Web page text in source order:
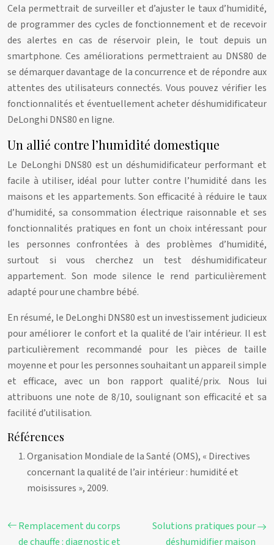
Cela permettrait de surveiller et d’ajuster le taux d’humidité,
de programmer des cycles de fonctionnement et de recevoir
des alertes en cas de réservoir plein, le tout depuis un
smartphone. Ces améliorations permettraient au DNS80 de
se démarquer davantage de la concurrence et de répondre aux
attentes des utilisateurs connectés. Vous pouvez vérifier les
fonctionnalités et éventuellement acheter déshumidificateur
DeLonghi DNS80 en ligne.
Un allié contre l’humidité domestique
Le DeLonghi DNS80 est un déshumidificateur performant et
facile à utiliser, idéal pour lutter contre l’humidité dans les
maisons et les appartements. Son efficacité à réduire le taux
d’humidité, sa consommation électrique raisonnable et ses
fonctionnalités pratiques en font un choix intéressant pour
les personnes confrontées à des problèmes d’humidité,
surtout si vous cherchez un test déshumidificateur
appartement. Son mode silence le rend particulièrement
adapté pour une chambre bébé.
En résumé, le DeLonghi DNS80 est un investissement judicieux
pour améliorer le confort et la qualité de l’air intérieur. Il est
particulièrement recommandé pour les pièces de taille
moyenne et pour les personnes souhaitant un appareil simple
et efficace, avec un bon rapport qualité/prix. Nous lui
attribuons une note de 8/10, soulignant son efficacité et sa
facilité d’utilisation.
Références
Organisation Mondiale de la Santé (OMS), « Directives
concernant la qualité de l’air intérieur : humidité et
moisissures », 2009.
Remplacement du corps
de chauffe : diagnostic et
Solutions pratiques pour
déshumidifier maison